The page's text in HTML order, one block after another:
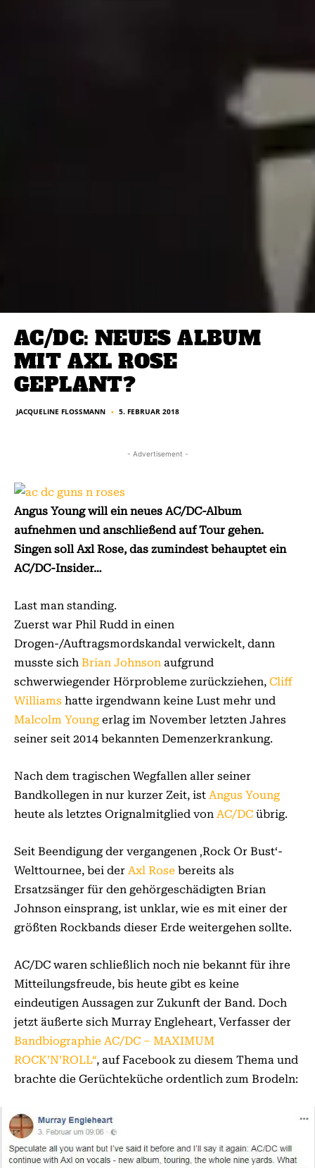
AC/DC: NEUES ALBUM
MIT AXL ROSE
GEPLANT?
JACQUELINE FLOSSMANN ■ 5. FEBRUAR 2018
- Advertisement -
Angus Young will ein neues AC/DC-Album
aufnehmen und anschließend auf Tour gehen.
Singen soll Axl Rose, das zumindest behauptet ein
AC/DC-Insider…
Last man standing.
Zuerst war Phil Rudd in einen
Drogen-/Auftragsmordskandal verwickelt, dann
musste sich Brian Johnson aufgrund
schwerwiegender Hörprobleme zurückziehen, Cliff
Williams hatte irgendwann keine Lust mehr und
Malcolm Young erlag im November letzten Jahres
seiner seit 2014 bekannten Demenzerkrankung.
Nach dem tragischen Wegfallen aller seiner
Bandkollegen in nur kurzer Zeit, ist Angus Young
heute als letztes Orignalmitglied von AC/DC übrig.
Seit Beendigung der vergangenen ‚Rock Or Bust‘-
Welttournee, bei der Axl Rose bereits als
Ersatzsänger für den gehörgeschädigten Brian
Johnson einsprang, ist unklar, wie es mit einer der
größten Rockbands dieser Erde weitergehen sollte.
AC/DC waren schließlich noch nie bekannt für ihre
Mitteilungsfreude, bis heute gibt es keine
eindeutigen Aussagen zur Zukunft der Band. Doch
jetzt äußerte sich Murray Engleheart, Verfasser der
Bandbiographie AC/DC – MAXIMUM
ROCK’N’ROLL“, auf Facebook zu diesem Thema und
brachte die Gerüchteküche ordentlich zum Brodeln: